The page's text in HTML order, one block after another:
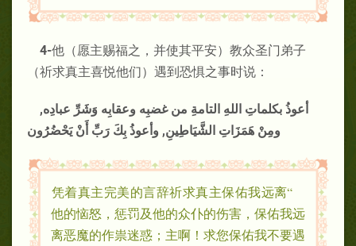
4-他（愿主赐福之，并使其平安）教众圣门弟子
（祈求真主喜悦他们）遇到恐惧之事时说：
أعوذُ بكلماتِ اللهِ التامةِ من غضبِه وعقابِه وَشَرِّ عبادِه,
ومِنْ هَمَزَاتِ الشَّيَاطِينِ, وأعوذُ بِكَ رَبِّ أَنْ يَحْضُرُون
“凭着真主完美的言辞祈求真主保佑我远离
他的恼怒，惩罚及他的众仆的伤害，保佑我远
离恶魔的作祟迷惑；主啊！求您保佑我不要遇